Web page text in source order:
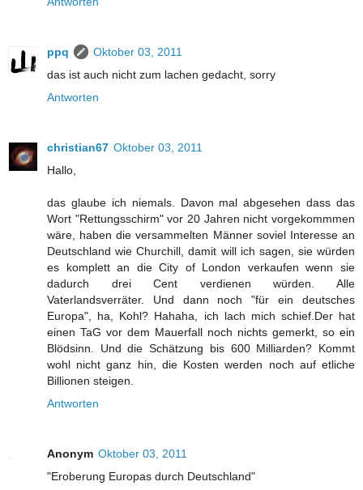
ppq
Oktober 03, 2011
das ist auch nicht zum lachen gedacht, sorry
Antworten
christian67 Oktober 03, 2011
Hallo,
das glaube ich niemals. Davon mal abgesehen dass das
Wort "Rettungsschirm" vor 20 Jahren nicht vorgekommmen
wäre, haben die versammelten Männer soviel Interesse an
Deutschland wie Churchill, damit will ich sagen, sie würden
es komplett an die City of London verkaufen wenn sie
dadurch drei Cent verdienen würden. Alle
Vaterlandsverräter. Und dann noch "für ein deutsches
Europa", ha, Kohl? Hahaha, ich lach mich schief.Der hat
einen TaG vor dem Mauerfall noch nichts gemerkt, so ein
Blödsinn. Und die Schätzung bis 600 Milliarden? Kommt
wohl nicht ganz hin, die Kosten werden noch auf etliche
Billionen steigen.
Antworten
Anonym Oktober 03, 2011
"Eroberung Europas durch Deutschland"